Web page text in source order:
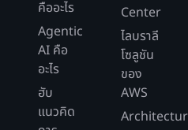
คืออะไร
Agentic
AI คือ
อะไร
ฮับ
แนวคิด
Center
ไลบราลี
โซลูชัน
ของ
AWS